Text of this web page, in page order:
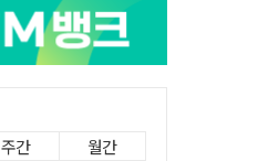
주간 월간